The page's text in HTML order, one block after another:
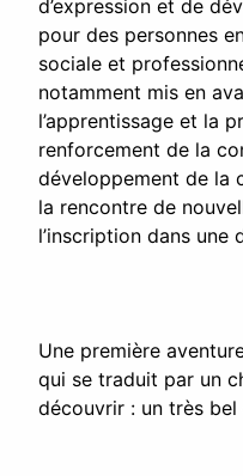
d’expression et de
pour des personnes
sociale et
notamment mis en
l’apprentissage et la
renforcement de la
développement de la
la rencontre de
l’inscription dans une
Une première
qui se traduit par un
découvrir : un très bel